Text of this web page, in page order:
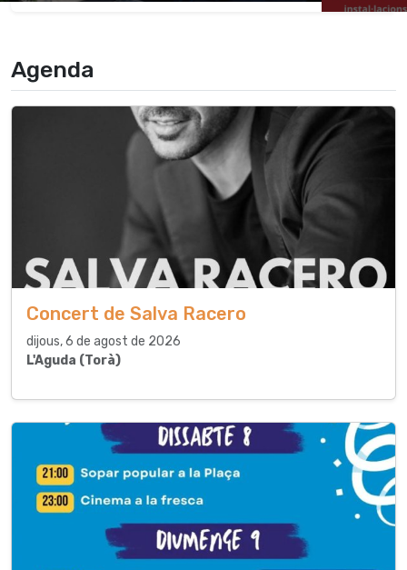
Agenda
Concert de Salva Racero
dijous, 6 de agost de 2026
L'Aguda (Torà)